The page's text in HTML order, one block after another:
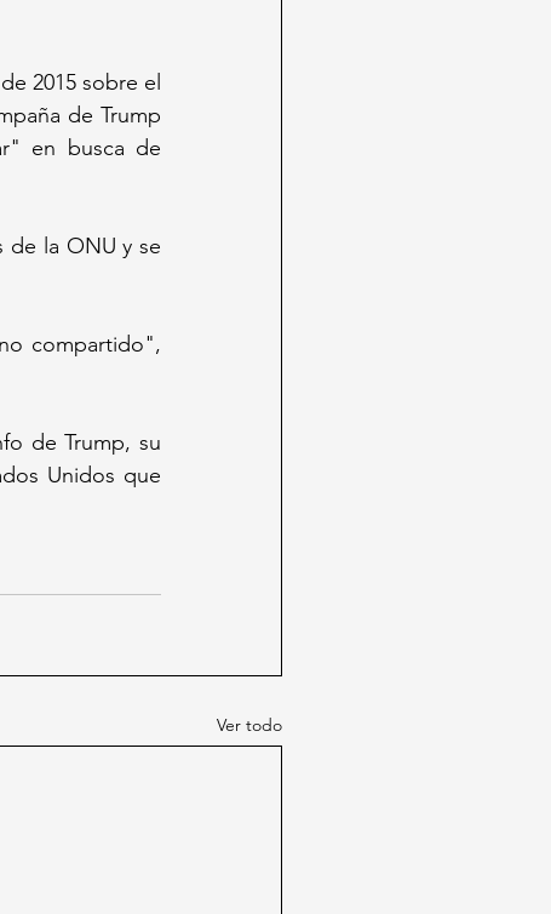
2015 sobre el
de Trump
en busca de
de la ONU y se
compartido",
de Trump, su
Unidos que
Ver todo